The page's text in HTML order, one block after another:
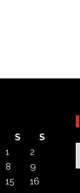
S
S
1
2
8
9
15
16